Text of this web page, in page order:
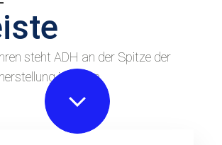
steht ADH an der Spitze der
in China.